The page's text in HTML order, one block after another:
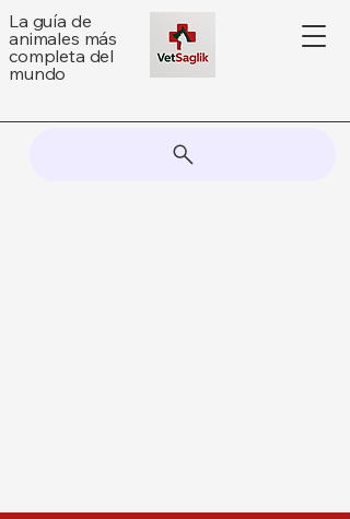
La guía de
animales más
completa del
mundo